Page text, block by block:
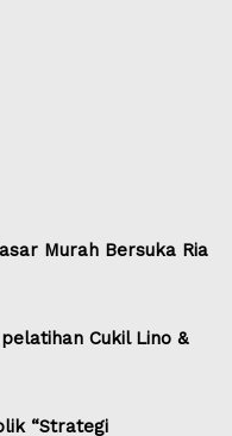
Murah Bersuka Ria
Cukil Lino &
“Strategi